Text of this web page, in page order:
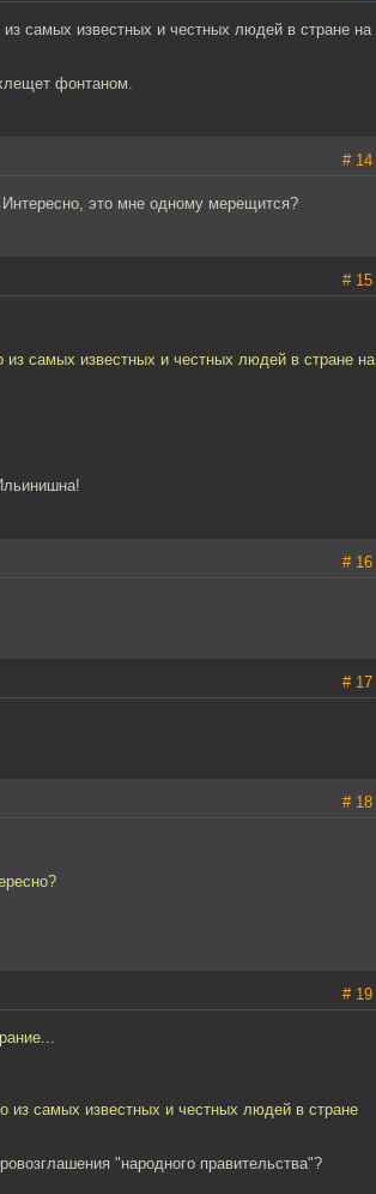
самых известных и честных людей в стране на
фонтаном.
# 14
это мне одному мерещится?
# 15
самых известных и честных людей в стране на
# 16
# 17
# 18
# 19
из самых известных и честных людей в стране
"народного правительства"?